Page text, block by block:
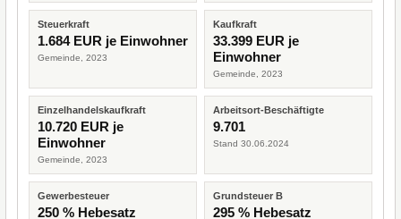
Steuerkraft
1.684 EUR je Einwohner
Gemeinde, 2023
Kaufkraft
33.399 EUR je
Einwohner
Gemeinde, 2023
Einzelhandelskaufkraft
10.720 EUR je
Einwohner
Gemeinde, 2023
Arbeitsort-Beschäftigte
9.701
Stand 30.06.2024
Gewerbesteuer
250 % Hebesatz
Grundsteuer B
295 % Hebesatz